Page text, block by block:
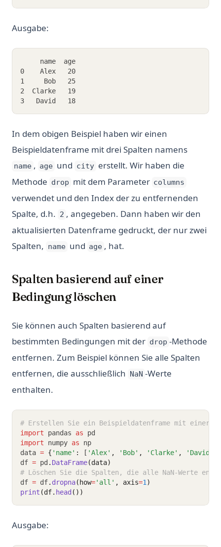
Ausgabe:
     name  age
0    Alex   20
1     Bob   25
2  Clarke   19
3   David   18
In dem obigen Beispiel haben wir einen
Beispieldatenframe mit drei Spalten namens
name , age und city erstellt. Wir haben die
Methode drop mit dem Parameter columns
verwendet und den Index der zu entfernenden
Spalte, d.h. 2 , angegeben. Dann haben wir den
aktualisierten Datenframe gedruckt, der nur zwei
Spalten, name und age , hat.
Spalten basierend auf einer
Bedingung löschen
Sie können auch Spalten basierend auf
bestimmten Bedingungen mit der drop -Methode
entfernen. Zum Beispiel können Sie alle Spalten
entfernen, die ausschließlich NaN -Werte
enthalten.
# Erstellen Sie ein Beispieldatenframe mit einer
import pandas as pd
import numpy as np
data = { 'name' : [ 'Alex' , 'Bob' , 'Clarke' , 'David'
df = pd . DataFrame(data)
# Löschen Sie die Spalten, die alle NaN-Werte
df = df. dropna(how='all' , axis=1 )
print (df. head ())
Ausgabe: